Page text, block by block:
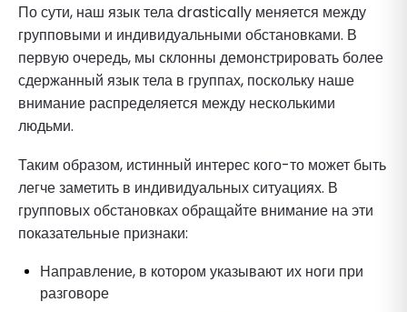
По сути, наш язык тела drastically меняется между
групповыми и индивидуальными обстановками. В
первую очередь, мы склонны демонстрировать более
сдержанный язык тела в группах, поскольку наше
внимание распределяется между несколькими
людьми.
Таким образом, истинный интерес кого-то может быть
легче заметить в индивидуальных ситуациях. В
групповых обстановках обращайте внимание на эти
показательные признаки:
Направление, в котором указывают их ноги при
разговоре